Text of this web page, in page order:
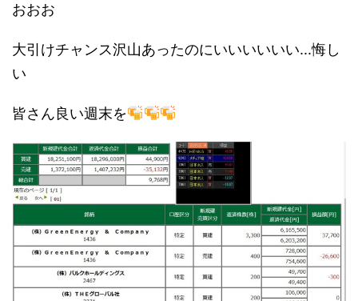
おおお
大引けチャンス沢山あったのにいいいいいい...悔し
い
皆さん良い週末を